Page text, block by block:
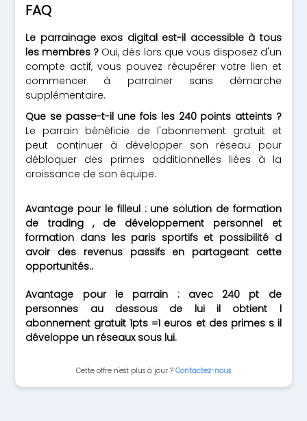
FAQ
Le parrainage exos digital est-il accessible à tous
les membres ? Oui, dès lors que vous disposez d'un
compte actif, vous pouvez récupérer votre lien et
commencer à parrainer sans démarche
supplémentaire.
Que se passe-t-il une fois les 240 points atteints ?
Le parrain bénéficie de l'abonnement gratuit et
peut continuer à développer son réseau pour
débloquer des primes additionnelles liées à la
croissance de son équipe.
Avantage pour le filleul : une solution de formation
de trading , de développement personnel et
formation dans les paris sportifs et possibilité d
avoir des revenus passifs en partageant cette
opportunités..
Avantage pour le parrain : avec 240 pt de
personnes au dessous de lui il obtient l
abonnement gratuit 1pts =1 euros et des primes s il
développe un réseaux sous lui.
Cette offre n'est plus à jour ? Contactez-nous